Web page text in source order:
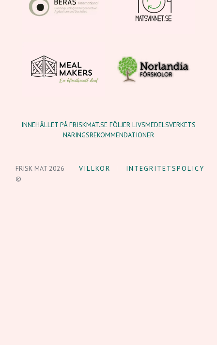
INNEHÅLLET PÅ FRISKMAT.SE FÖLJER LIVSMEDELSVERKETS
NÄRINGSREKOMMENDATIONER
FRISK MAT 2026
©
VILLKOR INTEGRITETSPOLICY